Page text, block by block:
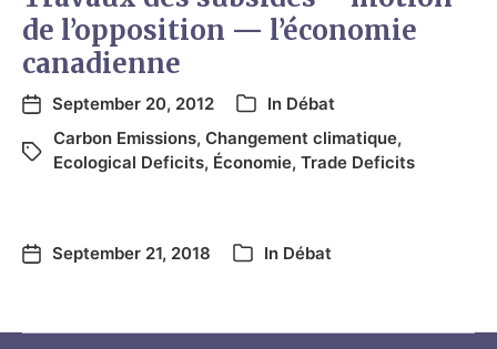
de l’opposition — l’économie
canadienne
September 20, 2012 In Débat
Carbon Emissions, Changement climatique,
Ecological Deficits, Économie, Trade Deficits
September 21, 2018 In Débat